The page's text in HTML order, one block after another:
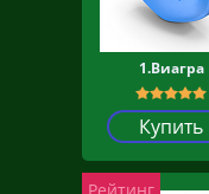
1.Виагра
Купить